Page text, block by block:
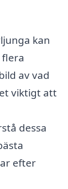
kan
av vad
viktigt att
dessa
efter